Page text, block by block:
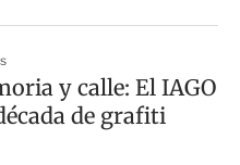
y calle: El IAGO
de grafiti